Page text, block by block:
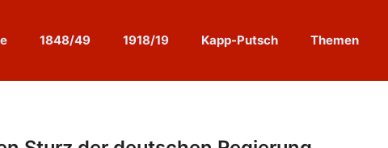
1848/49 1918/19 Kapp-Putsch Themen